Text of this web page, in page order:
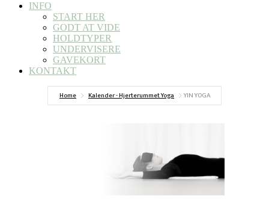
INFO
START HER
GODT AT VIDE
HOLDTYPER
UNDERVISERE
GAVEKORT
KONTAKT
Home Kalender - Hjerterummet Yoga YIN YOGA